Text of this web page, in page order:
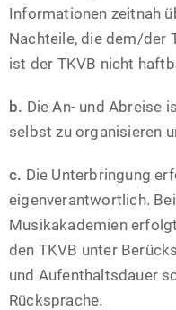
Informationen zeitnah
Nachteile, die dem/der
ist der TKVB nicht
b. Die An- und Abreise
selbst zu organisieren
c. Die Unterbringung
eigenverantwortlich.
Musikakademien
den TKVB unter
und Aufenthaltsdauer
Rücksprache.